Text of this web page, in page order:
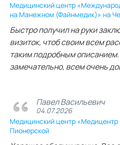
Медицинский центр
на Манежном (Файнмедик)» на
Быстро получил на руки
визиток, чтоб своим всем
таким подробным
замечательно, всем очень
Павел Васильевич
04.07.2026
Медицинский центр «Медицентр
Пионерской